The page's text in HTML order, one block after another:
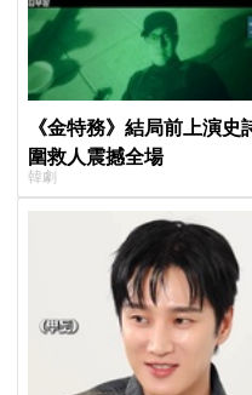
《金特務》結局前上演
圍救人震撼全場
韓劇